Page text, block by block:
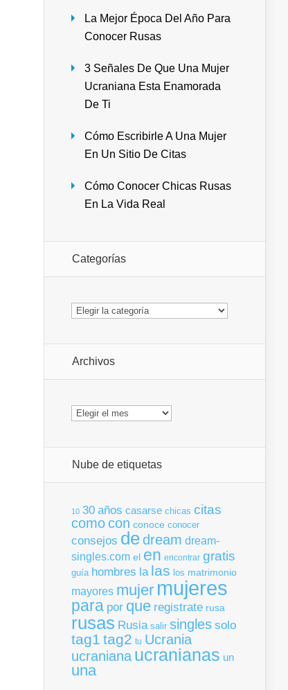
La Mejor Época Del Año Para
Conocer Rusas
3 Señales De Que Una Mujer
Ucraniana Esta Enamorada
De Ti
Cómo Escribirle A Una Mujer
En Un Sitio De Citas
Cómo Conocer Chicas Rusas
En La Vida Real
Categorías
Categorías
Archivos
Archivos
Nube de etiquetas
10 30 años casarse chicas citas
comocon conoce conocer
consejos dedream dream-
singles.com el en encontrar gratis
guía hombres la las los matrimonio
mayores mujer mujeres
para por que registrate rusa
rusas Rusia salir singles solo
tag1 tag2 tu Ucrania
ucraniana ucranianas un
una